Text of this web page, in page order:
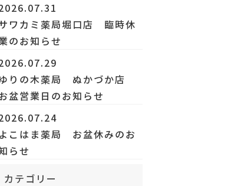
ワカミ薬局堀口店 臨時休
のお知らせ
ゆりの木薬局 ぬかづか店
盆営業日のお知らせ
よこはま薬局 お盆休みのお
らせ
カテゴリー